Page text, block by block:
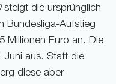
steigt die ursprünglich
Bundesliga-Aufstieg
Millionen Euro an. Die
Juni aus. Statt die
diese aber